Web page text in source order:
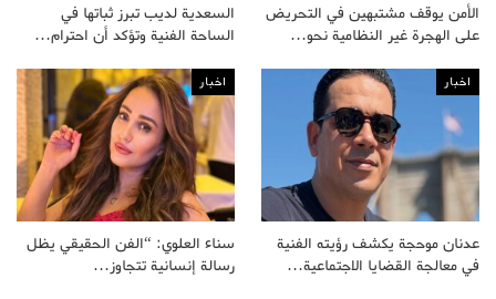
الأمن يوقف مشتبهين في التحريض
على الهجرة غير النظامية نحو…
السعدية لديب تبرز ثباتها في
الساحة الفنية وتؤكد أن احترام…
اخبار
عدنان موحجة يكشف رؤيته الفنية
في معالجة القضايا الاجتماعية…
اخبار
سناء العلوي: “الفن الحقيقي يظل
رسالة إنسانية تتجاوز…